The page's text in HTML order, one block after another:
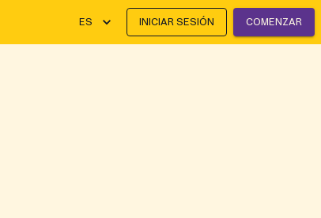
ES INICIAR SESIÓN COMENZAR